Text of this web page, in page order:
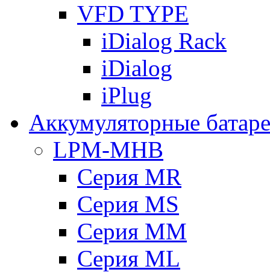
VFD TYPE
iDialog Rack
iDialog
iPlug
Аккумуляторные
LPM-MHB
Серия MR
Серия MS
Серия MM
Серия ML